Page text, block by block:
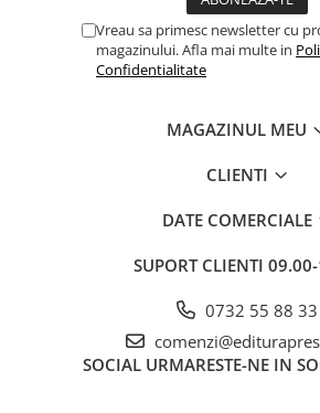
Vreau sa primesc newsletter cu
magazinului. Afla mai multe in
Confidentialitate
MAGAZINUL MEU
CLIENTI
DATE COMERCIALE
SUPORT CLIENTI
0732 55 88 33
SOCIAL URMARESTE-NE IN